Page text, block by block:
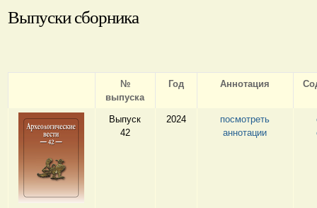
Выпуски сборника
№
выпуска
Год Аннотация
Выпуск
42
2024
посмотреть
аннотации